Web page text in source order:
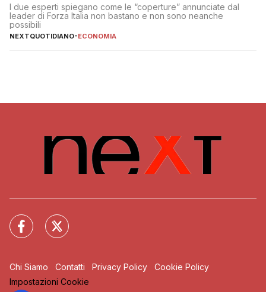
I due esperti spiegano come le “coperture” annunciate dal
leader di Forza Italia non bastano e non sono neanche
possibili
NEXTQUOTIDIANO-ECONOMIA
Chi Siamo Contatti Privacy Policy
Cookie Policy
Impostazioni Cookie